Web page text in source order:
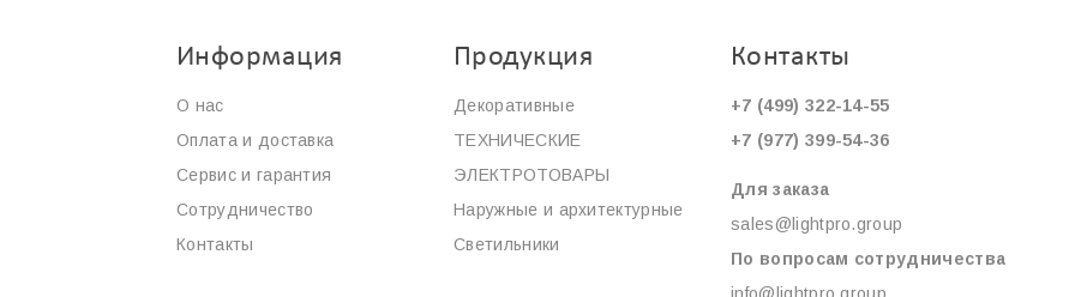
Информация
О нас
Оплата и доставка
Сервис и гарантия
Сотрудничество
Контакты
Продукция
Декоративные
ТЕХНИЧЕСКИЕ
ЭЛЕКТРОТОВАРЫ
Наружные и архитектурные
Светильники
Контакты
+7 (499) 322-14-55
+7 (977) 399-54-36
Для заказа
sales@lightpro.group
По вопросам сотрудничества